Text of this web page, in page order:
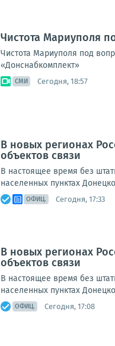
Чистота Мариуполя
Чистота Мариуполя под
«Донснабкомплект»
СМИ Сегодня, 18:57
В новых регионах
объектов связи
В настоящее время без
населенных пунктах
ОФИЦ. Сегодня, 17:33
В новых регионах
объектов связи
В настоящее время без
населенных пунктах
ОФИЦ. Сегодня, 17:08